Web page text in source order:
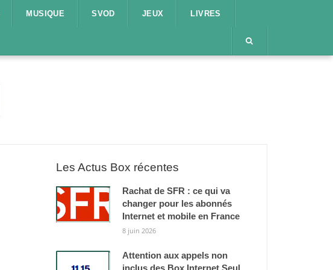
MUSIQUE SVOD JEUX LIVRES
Les Actus Box récentes
Rachat de SFR : ce qui va
changer pour les abonnés
Internet et mobile en France
8 juin 2026
Attention aux appels non
inclus des Box Internet Seul